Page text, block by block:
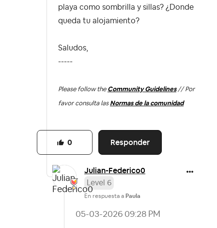
playa como sombrilla y sillas? ¿Donde
queda tu alojamiento?
Saludos,
-----
Please follow the Community Guidelines// Por
favor consulta las Normas de la comunidad
Responder
0
Julian-Federico0
Level 6
En respuesta a Paula
‎05-03-2026 09:28 PM